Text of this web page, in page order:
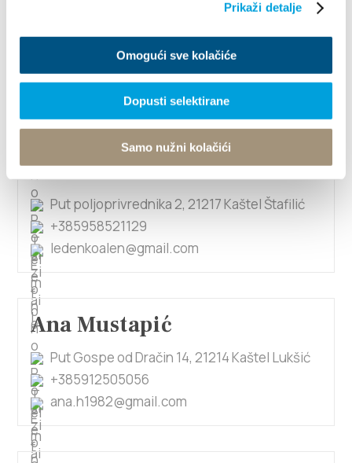
Prikaži detalje
Omogući sve kolačiće
Dopusti selektirane
Samo nužni kolačići
Put Blata BB, 21214 Kaštel Lukšić
+38521227670
marko.ledenko@yahoo.com
Ana Ledenko
Put poljoprivrednika 2, 21217 Kaštel Štafilić
+385958521129
ledenkoalen@gmail.com
Ana Mustapić
Put Gospe od Dračin 14, 21214 Kaštel Lukšić
+385912505056
ana.h1982@gmail.com